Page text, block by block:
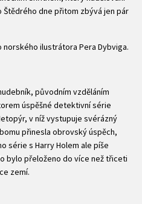
Štědrého dne přitom zbývá jen pár
ilustrátora Pera Dybviga.
původním vzděláním
úspěšné detektivní série
v níž vystupuje svérázný
přinesla obrovský úspěch,
série s Harry Holem ale píše
bylo přeloženo do více než třiceti
zemí.